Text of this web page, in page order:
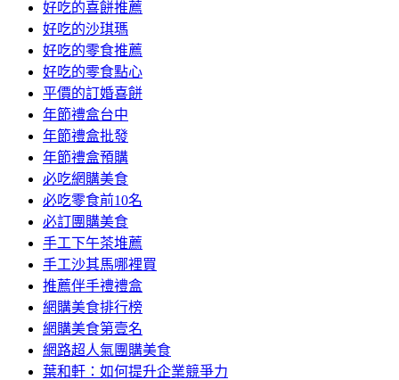
好吃的喜餅推薦
好吃的沙琪瑪
好吃的零食推薦
好吃的零食點心
平價的訂婚喜餅
年節禮盒台中
年節禮盒批發
年節禮盒預購
必吃網購美食
必吃零食前10名
必訂團購美食
手工下午茶堆薦
手工沙其馬哪裡買
推薦伴手禮禮盒
網購美食排行榜
網購美食第壹名
網路超人氣團購美食
葉和軒：如何提升企業競爭力